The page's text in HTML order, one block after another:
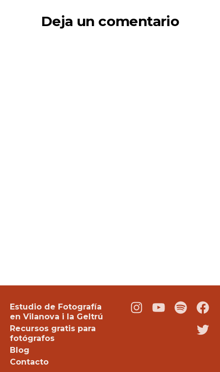
Deja un comentario
Estudio de Fotografía
en Vilanova i la Geltrú
Recursos gratis para
fotógrafos
Blog
Contacto
Instagram
YoutubePodcast